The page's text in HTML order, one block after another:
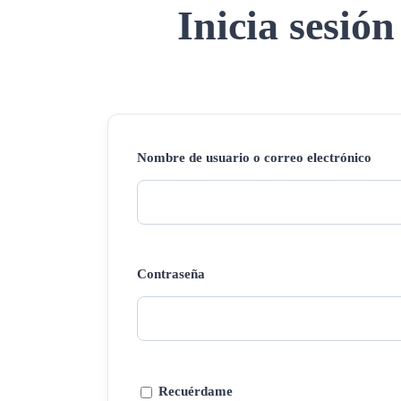
Inicia sesión
Nombre de usuario o correo electrónico
Contraseña
Recuérdame